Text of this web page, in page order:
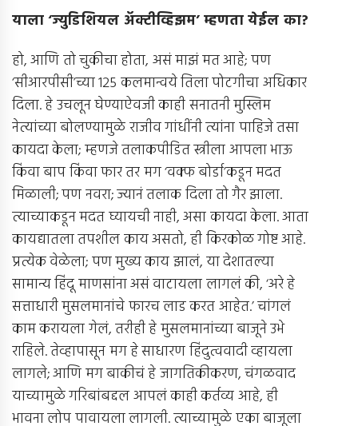
याला ‘ज्युडिशियल अ‍ॅक्टीव्हिझम’ म्हणता येईल का?
हो, आणि तो चुकीचा होता, असं माझं मत आहे; पण
‘सीआरपीसी’च्या 125 कलमान्वये तिला पोटगीचा अधिकार
दिला. हे उचलून घेण्याऐवजी काही सनातनी मुस्लिम
नेत्यांच्या बोलण्यामुळे राजीव गांधींनी त्यांना पाहिजे तसा
कायदा केला; म्हणजे तलाकपीडित स्त्रीला आपला भाऊ
किंवा बाप किंवा फार तर मग ‘वक्फ बोर्डा’कडून मदत
मिळाली; पण नवरा; ज्यानं तलाक दिला तो गैर झाला.
त्याच्याकडून मदत घ्यायची नाही, असा कायदा केला. आता
कायद्यातला तपशील काय असतो, ही किरकोळ गोष्ट आहे.
प्रत्येक वेळेला; पण मुख्य काय झालं, या देशातल्या
सामान्य हिंदू माणसांना असं वाटायला लागलं की, ‘अरे हे
सत्ताधारी मुसलमानांचे फारच लाड करत आहेत.’ चांगलं
काम करायला गेलं, तरीही हे मुसलमानांच्या बाजूने उभे
राहिले. तेव्हापासून मग हे साधारण हिंदुत्ववादी व्हायला
लागले; आणि मग बाकीचं हे जागतिकीकरण, चंगळवाद
याच्यामुळे गरिबांबद्दल आपलं काही कर्तव्य आहे, ही
भावना लोप पावायला लागली. त्याच्यामुळे एका बाजूला